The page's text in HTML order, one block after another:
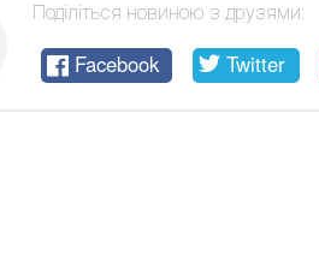
Поділіться новиною з друзями:
Facebook Twitter